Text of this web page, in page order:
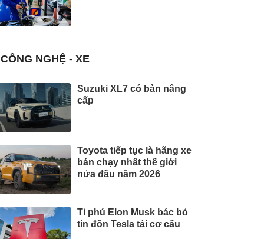
CÔNG NGHỆ - XE
Suzuki XL7 có bản nâng
cấp
Toyota tiếp tục là hãng xe
bán chạy nhất thế giới
nửa đầu năm 2026
Tỉ phú Elon Musk bác bỏ
tin đồn Tesla tái cơ cấu